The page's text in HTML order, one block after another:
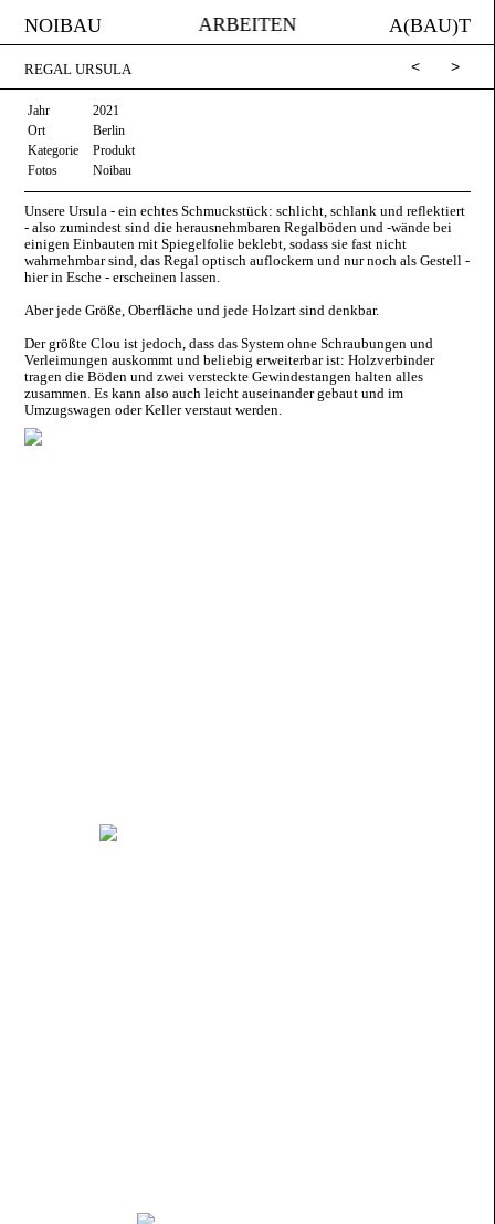
A(BAU)T
NOIBAU ARBEITEN
< >
Jahr
2021
Ort
Berlin
Kategorie
Produkt
Fotos
Noibau
Unsere Ursula - ein echtes Schmuckstück: schlicht, schlank und reflektiert
- also zumindest sind die herausnehmbaren Regalböden und -wände bei
einigen Einbauten mit Spiegelfolie beklebt, sodass sie fast nicht
wahrnehmbar sind, das Regal optisch auflockern und nur noch als Gestell -
hier in Esche - erscheinen lassen.
Aber jede Größe, Oberfläche und jede Holzart sind denkbar.
Der größte Clou ist jedoch, dass das System ohne Schraubungen und
Verleimungen auskommt und beliebig erweiterbar ist: Holzverbinder
tragen die Böden und zwei versteckte Gewindestangen halten alles
zusammen. Es kann also auch leicht auseinander gebaut und im
Umzugswagen oder Keller verstaut werden.
REGAL URSULA